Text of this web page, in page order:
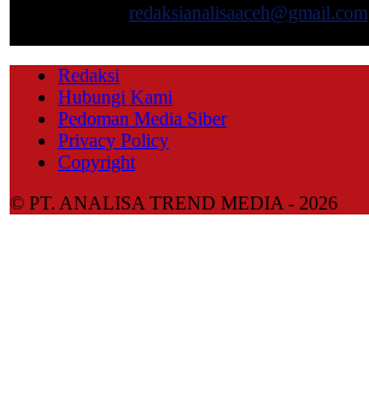
redaksianalisaaceh@gmail.com
Redaksi
Hubungi Kami
Pedoman Media Siber
Privacy Policy
Copyright
© PT. ANALISA TREND MEDIA - 2026